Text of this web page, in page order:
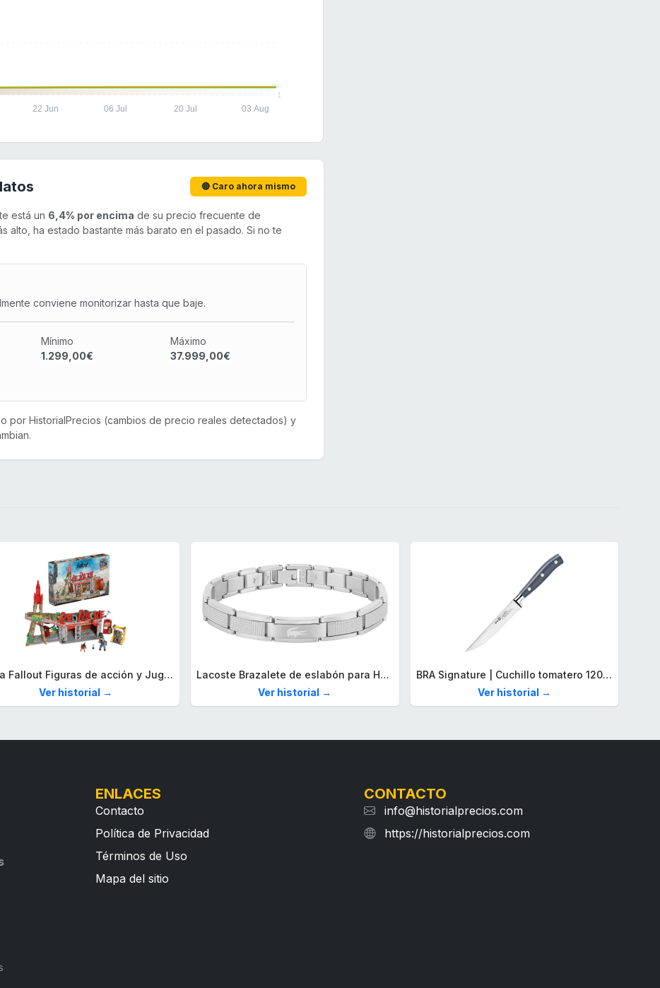
1
22 Jun 06 Jul 20 Jul 03 Aug
🔴 Caro ahora mismo
está un 6,4% por encima de su precio frecuente de
alto, ha estado bastante más barato en el pasado. Si no te
conviene monitorizar hasta que baje.
Mínimo
1.299,00€
Máximo
37.999,00€
por HistorialPrecios (cambios de precio reales detectados) y
Mega Fallout Figuras de acción y Juguetes de construcción, Parada de Camiones Red Rocket con 824 Piezas, 2 Personajes articulados y Accesorios, para coleccionistas, HXT00
Ver historial →
Lacoste Brazalete de eslabón para Hombre Colección STENCIL de Acero inoxidable
Ver historial →
BRA Signature | Cuchillo tomatero 120 mm, Acero Inoxidable alemán forjado con Molibdeno Vanadio, Mango Remachado ABS, Diseño Ergonómico, Hoja 1,6 mm espesor
Ver historial →
ENLACES
Contacto
Política de Privacidad
Términos de Uso
Mapa del sitio
CONTACTO
info@historialprecios.com
https://historialprecios.com